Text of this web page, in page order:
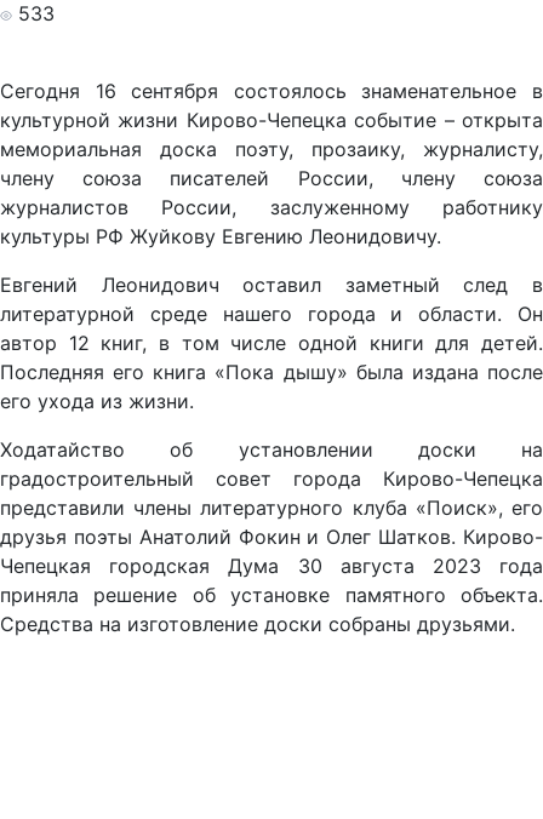
533
Сегодня 16 сентября состоялось знаменательное в
культурной жизни Кирово-Чепецка событие – открыта
мемориальная доска поэту, прозаику, журналисту,
члену союза писателей России, члену союза
журналистов России, заслуженному работнику
культуры РФ Жуйкову Евгению Леонидовичу.
Евгений Леонидович оставил заметный след в
литературной среде нашего города и области. Он
автор 12 книг, в том числе одной книги для детей.
Последняя его книга «Пока дышу» была издана после
его ухода из жизни.
Ходатайство об установлении доски на
градостроительный совет города Кирово-Чепецка
представили члены литературного клуба «Поиск», его
друзья поэты Анатолий Фокин и Олег Шатков. Кирово-
Чепецкая городская Дума 30 августа 2023 года
приняла решение об установке памятного объекта.
Средства на изготовление доски собраны друзьями.